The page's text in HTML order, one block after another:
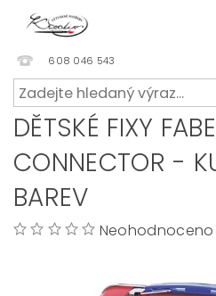
608 046 543
DĚTSKÉ FIXY
CONNECTOR -
BAREV
Neohodnoceno